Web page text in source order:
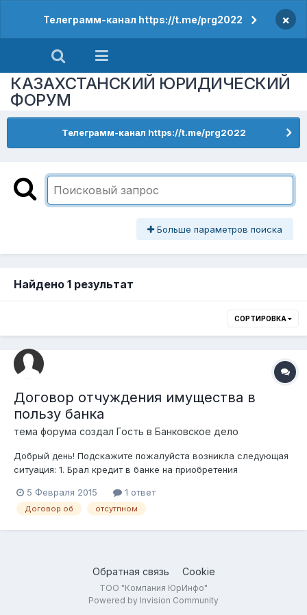
Телеграмм-канал https://t.me/prg2022 ×
КАЗАХСТАНСКИЙ ЮРИДИЧЕСКИЙ
ФОРУМ
Телеграмм-канал https://t.me/prg2022
Больше параметров поиска
Найдено 1 результат
СОРТИРОВКА
Договор отчуждения имущества в
пользу банка
тема форума создал Гость в Банковское дело
Добрый день! Подскажите пожалуйста возникла следующая
ситуация: 1. Брал кредит в банке на приобретения
Теперь стал не платежеспобен, готов передать залоговое
имущество на баланс банка в пользу погашения моих
5 Февраля 2015 1 ответ
Договор об отсутпном
Обратная связь Cookie
ТОО "Компания ЮрИнфо"
Powered by Invision Community